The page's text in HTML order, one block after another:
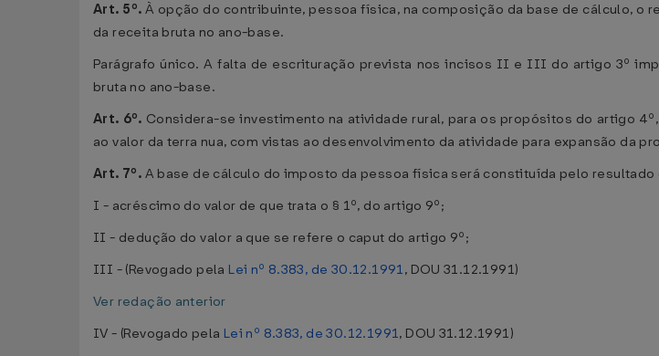
Art. 5º. À opção do contribuinte, pessoa física, na composição da base de cálculo,
da receita bruta no ano-base.
Parágrafo único. A falta de escrituração prevista nos incisos II e III do artigo 3º
bruta no ano-base.
Art. 6º. Considera-se investimento na atividade rural, para os propósitos do artigo
ao valor da terra nua, com vistas ao desenvolvimento da atividade para expansão da
Art. 7º. A base de cálculo do imposto da pessoa física será constituída pelo
I - acréscimo do valor de que trata o § 1º, do artigo 9º;
II - dedução do valor a que se refere o caput do artigo 9º;
III - (Revogado pela Lei nº 8.383, de 30.12.1991, DOU 31.12.1991)
Ver redação anterior
IV - (Revogado pela Lei nº 8.383, de 30.12.1991, DOU 31.12.1991)